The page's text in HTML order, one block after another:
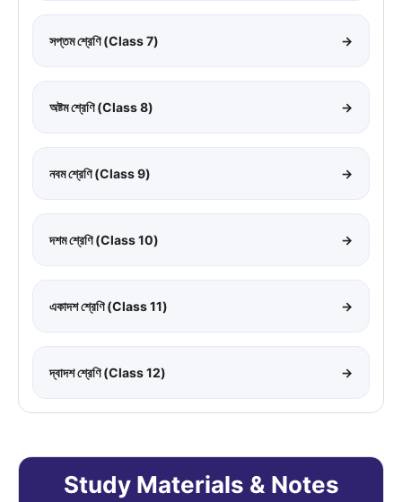
সপ্তম শ্রেণি (Class 7) →
অষ্টম শ্রেণি (Class 8) →
নবম শ্রেণি (Class 9) →
দশম শ্রেণি (Class 10) →
একাদশ শ্রেণি (Class 11) →
দ্বাদশ শ্রেণি (Class 12) →
Study Materials & Notes